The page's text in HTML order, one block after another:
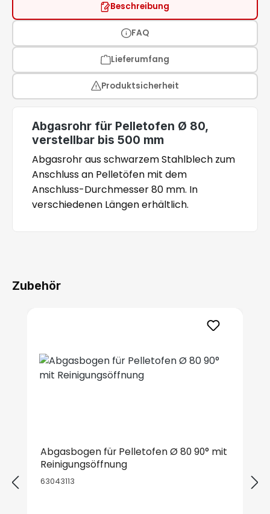
Beschreibung
FAQ
Lieferumfang
Produktsicherheit
Abgasrohr für Pelletofen Ø 80,
verstellbar bis 500 mm
Abgasrohr aus schwarzem Stahlblech zum
Anschluss an Pelletöfen mit dem
Anschluss-Durchmesser 80 mm. In
verschiedenen Längen erhältlich.
Zubehör
Abgasbogen für Pelletofen Ø 80 90° mit
Reinigungsöffnung
63043113